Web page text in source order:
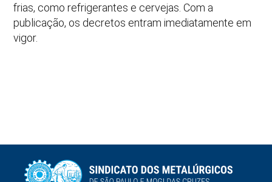
frias, como refrigerantes e cervejas. Com a
publicação, os decretos entram imediatamente em
vigor.